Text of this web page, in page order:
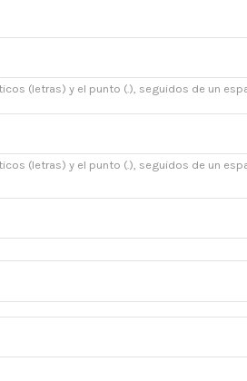
(letras) y el punto (.), seguidos de un
(letras) y el punto (.), seguidos de un